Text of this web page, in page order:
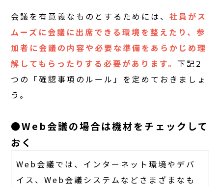
会議を有意義なものとするためには、社員がス
ムーズに会議に出席できる環境を整えたり、参
加者に会議の内容や必要な準備をあらかじめ理
解してもらったりする必要があります。下記2
つの「確認事項のルール」を定めておきましょ
う。
●Web会議の場合は機材をチェックして
おく
Web会議では、インターネット環境やデバ
イス、Web会議システムなどさまざまなも